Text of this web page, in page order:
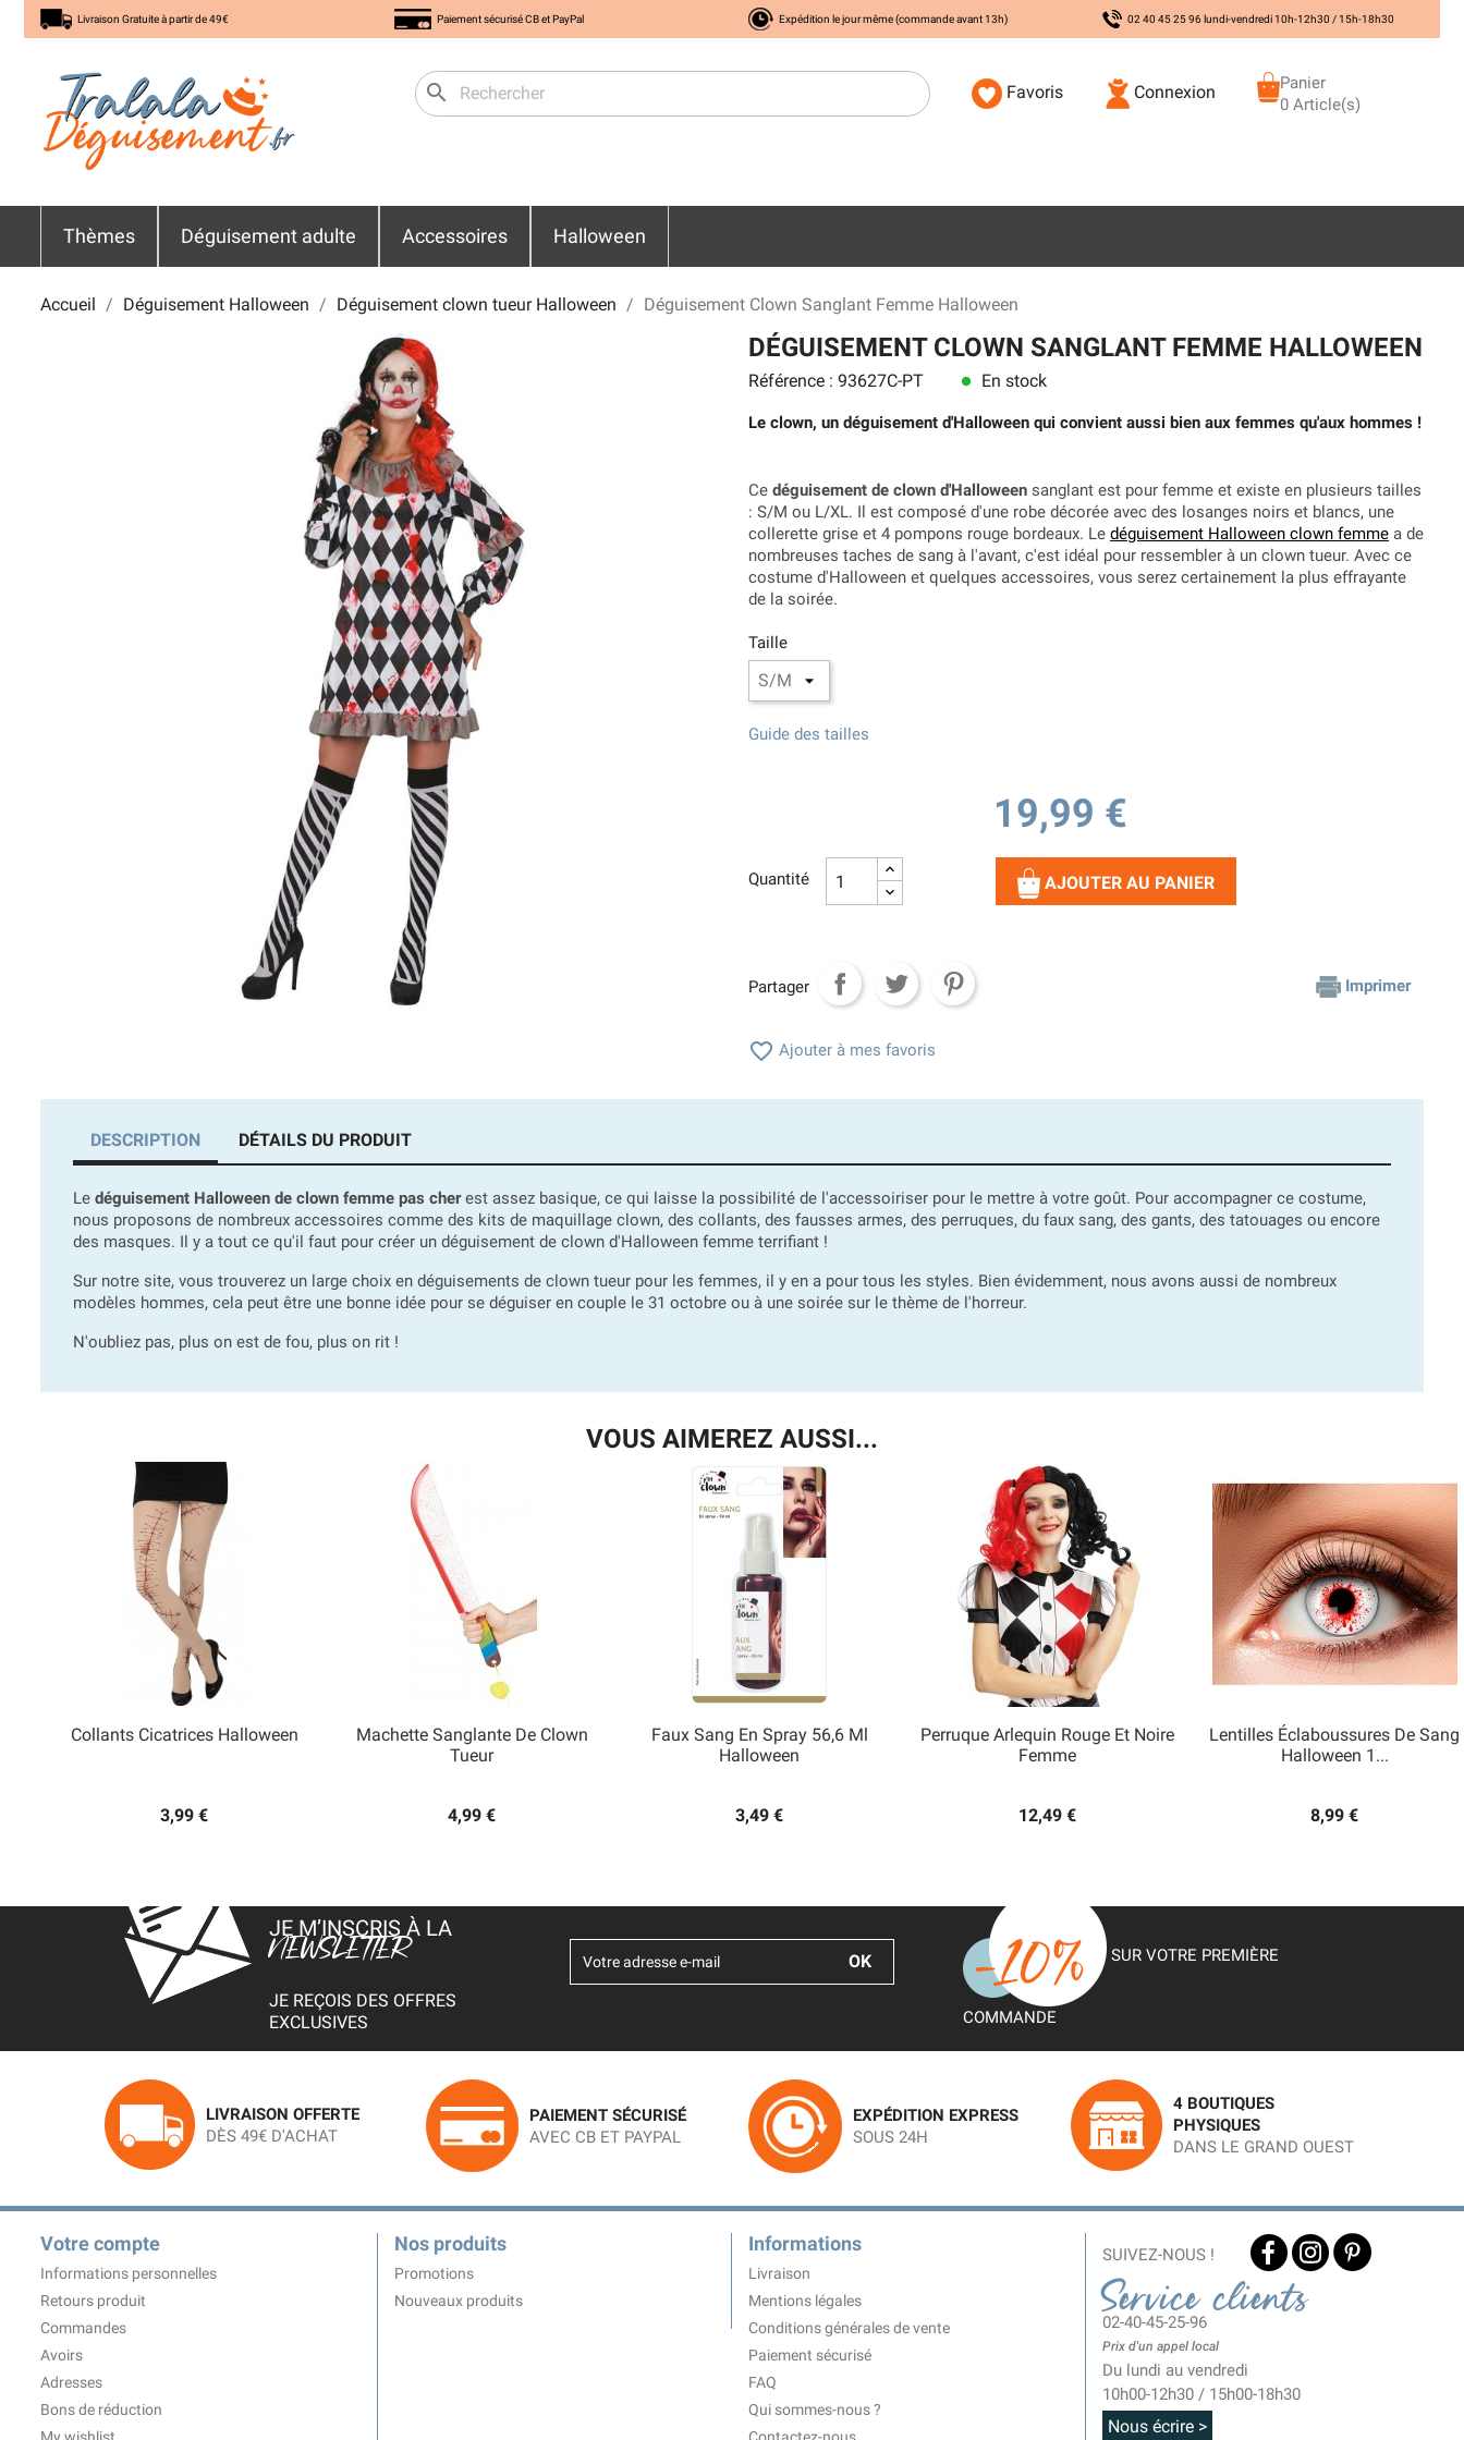
Livraison Gratuite à partir de 49€ Paiement sécurisé CB et PayPal Expédition le jour même (commande avant 13h) 02 40 45 25 96 lundi-vendredi 10h-12h30 / 15h-18h30
search Favoris Connexion
Panier
0 Article(s)
Thèmes Déguisement adulte Accessoires Halloween
Accueil Déguisement Halloween Déguisement clown tueur Halloween Déguisement Clown Sanglant Femme Halloween
DÉGUISEMENT CLOWN SANGLANT FEMME HALLOWEEN
Référence : 93627C-PT lens En stock
Le clown, un déguisement d'Halloween qui convient aussi bien aux femmes qu'aux hommes !
Ce déguisement de clown d'Halloween sanglant est pour femme et existe en plusieurs tailles
: S/M ou L/XL. Il est composé d'une robe décorée avec des losanges noirs et blancs, une
collerette grise et 4 pompons rouge bordeaux. Le déguisement Halloween clown femme a de
nombreuses taches de sang à l'avant, c'est idéal pour ressembler à un clown tueur. Avec ce
costume d'Halloween et quelques accessoires, vous serez certainement la plus effrayante
de la soirée.
Taille
Guide des tailles
19,99 €
Quantité AJOUTER AU PANIER
Partager Imprimer
 Ajouter à mes favoris
DESCRIPTION DÉTAILS DU PRODUIT
Le déguisement Halloween de clown femme pas cherest assez basique, ce qui laisse la possibilité de l'accessoiriser pour le mettre à votre goût. Pour accompagner ce costume,
nous proposons de nombreux accessoires comme des kits de maquillage clown, des collants, des fausses armes, des perruques, du faux sang, des gants, des tatouages ou encore
des masques. Il y a tout ce qu'il faut pour créer un déguisement de clown d'Halloween femme terrifiant !
Sur notre site, vous trouverez un large choix en déguisements de clown tueur pour les femmes, il y en a pour tous les styles. Bien évidemment, nous avons aussi de nombreux
modèles hommes, cela peut être une bonne idée pour se déguiser en couple le 31 octobre ou à une soirée sur le thème de l'horreur.
N'oubliez pas, plus on est de fou, plus on rit !
VOUS AIMEREZ AUSSI...
Collants Cicatrices Halloween
3,99 €
Machette Sanglante De Clown
Tueur
4,99 €
Aperçu rapide
Faux Sang En Spray 56,6 Ml
Halloween
3,49 €
Aperçu rapide
Perruque Arlequin Rouge Et Noire
Femme
12,49 €
Aperçu rapide
Lentilles Éclaboussures De Sang
Halloween 1...
8,99 €
Aperçu rapide
JE M’INSCRIS À LA
NEWSLETTER
JE REÇOIS DES OFFRES
EXCLUSIVES
SUR VOTRE PREMIÈRE
COMMANDE
LIVRAISON OFFERTE
DÈS 49€ D'ACHAT
PAIEMENT SÉCURISÉ
AVEC CB ET PAYPAL
EXPÉDITION EXPRESS
SOUS 24H
4 BOUTIQUES
PHYSIQUES
DANS LE GRAND OUEST
Votre compte
Informations personnelles
Retours produit
Commandes
Avoirs
Adresses
Bons de réduction
Nos produits
Promotions
Nouveaux produits
Informations
Livraison
Mentions légales
Conditions générales de vente
Paiement sécurisé
FAQ
Qui sommes-nous ?
SUIVEZ-NOUS !
Service clients
02-40-45-25-96
Prix d'un appel local
Du lundi au vendredi
10h00-12h30 / 15h00-18h30
Nous écrire >